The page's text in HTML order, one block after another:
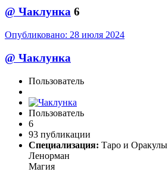
@ Чаклунка 6
Опубликовано: 28 июля 2024
@ Чаклунка
Пользователь
Пользователь
6
93 публикации
Специализация: Таро и Оракулы
Ленорман
Магия